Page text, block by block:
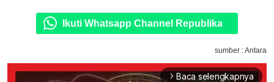
Ikuti Whatsapp Channel Republika
sumber : Antara
arrow_forward_ios Baca selengkapnya